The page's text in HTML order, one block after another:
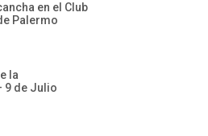
en el Club
Palermo
la
9 de Julio